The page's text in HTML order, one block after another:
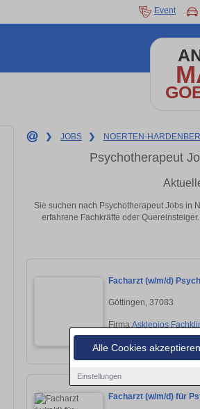
Alle Cookies akzeptieren
Einstellungen
Event
❯ JOBS ❯ NOERTEN-
Psychotherapeut
Sie suchen nach Psychotherapeut Jobs in
erfahrene Fachkräfte oder
Facharzt (w/m/d)
Göttingen, 37083
Firma:Asklepios
Facharzt (w/m/d) für